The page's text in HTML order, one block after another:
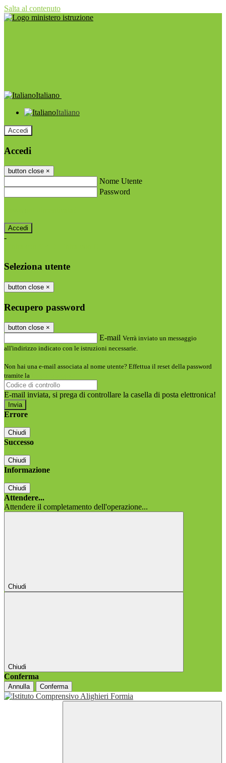
Salta al contenuto
Italiano
Italiano
Accedi
Accedi
button close ×
Nome Utente
Password
-
Seleziona utente
button close ×
Recupero password
button close ×
E-mail Verrà inviato un messaggio
all'indirizzo indicato con le istruzioni necessarie.
Non hai una e-mail associata al nome utente? Effettua il reset della password
tramite la
E-mail inviata, si prega di controllare la casella di posta elettronica!
Errore
Chiudi
Successo
Chiudi
Informazione
Chiudi
Attendere...
Attendere il completamento dell'operazione...
Chiudi
Chiudi
Conferma
Annulla Conferma